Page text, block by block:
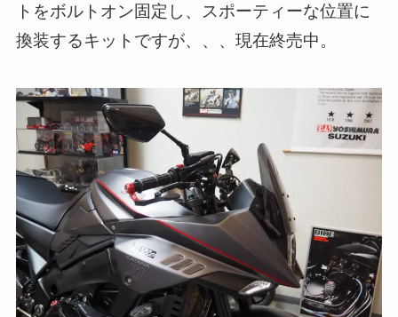
トをボルトオン固定し、スポーティーな位置に
換装するキットですが、、、現在終売中。